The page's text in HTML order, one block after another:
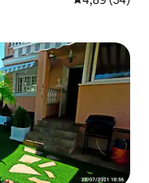
„Odabrali gosti”